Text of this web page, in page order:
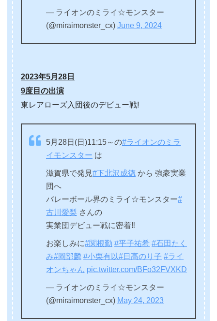
— ライオンのミライ☆モンスター
(@miraimonster_cx) June 9, 2024
2023年5月28日
9度目の出演
東レアローズ入団後のデビュー戦!
5月28日(日)11:15～の#ライオンのミラ
イモンスター は
滋賀県で発見#下北沢成徳 から 強豪実業
団へ
バレーボール界のミライ☆モンスター#
古川愛梨 さんの
実業団デビュー戦に密着‼️
お楽しみに#関根勤 #平子祐希 #石田たく
み#岡部麟 #小栗有以#日髙のり子 #ライ
オンちゃん pic.twitter.com/BFo32FVXKD
— ライオンのミライ☆モンスター
(@miraimonster_cx) May 24, 2023